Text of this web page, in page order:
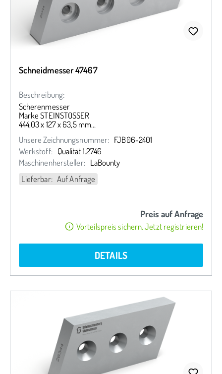
Schneidmesser 47467
Beschreibung:
Scherenmesser
Marke STEINSTOSSER
444,03 x 127 x 63,5 mm
Unsere Zeichnungsnummer: FJB06-2401
Werkstoff: Qualität 1.2746
Maschinenhersteller: LaBounty
Lieferbar: Auf Anfrage
Preis auf Anfrage
Vorteilspreis sichern. Jetzt registrieren!
DETAILS